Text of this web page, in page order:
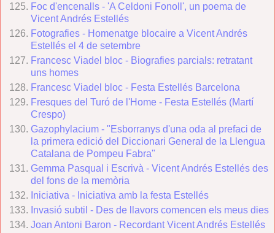
Foc d'encenalls - 'A Celdoni Fonoll', un poema de
Vicent Andrés Estellés
Fotografies - Homenatge blocaire a Vicent Andrés
Estellés el 4 de setembre
Francesc Viadel bloc - Biografies parcials: retratant
uns homes
Francesc Viadel bloc - Festa Estellés Barcelona
Fresques del Turó de l'Home - Festa Estellés (Martí
Crespo)
Gazophylacium - "Esborranys d'una oda al prefaci de
la primera edició del Diccionari General de la Llengua
Catalana de Pompeu Fabra"
Gemma Pasqual i Escrivà - Vicent Andrés Estellés des
del fons de la memòria
Iniciativa - Iniciativa amb la festa Estellés
Invasió subtil - Des de llavors comencen els meus dies
Joan Antoni Baron - Recordant Vicent Andrés Estellés